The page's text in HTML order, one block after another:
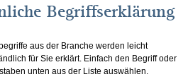
Begriffserklärung
aus der Branche werden leicht
für Sie erklärt. Einfach den Begriff oder
unten aus der Liste auswählen.